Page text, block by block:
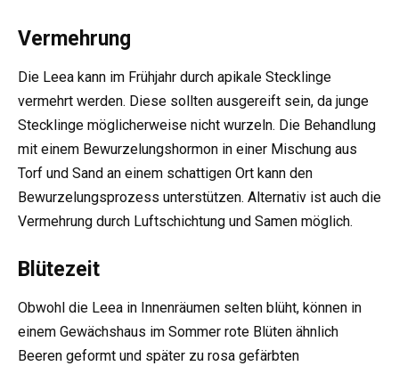
Vermehrung
Die Leea kann im Frühjahr durch apikale Stecklinge
vermehrt werden. Diese sollten ausgereift sein, da junge
Stecklinge möglicherweise nicht wurzeln. Die Behandlung
mit einem Bewurzelungshormon in einer Mischung aus
Torf und Sand an einem schattigen Ort kann den
Bewurzelungsprozess unterstützen. Alternativ ist auch die
Vermehrung durch Luftschichtung und Samen möglich.
Blütezeit
Obwohl die Leea in Innenräumen selten blüht, können in
einem Gewächshaus im Sommer rote Blüten ähnlich
Beeren geformt und später zu rosa gefärbten